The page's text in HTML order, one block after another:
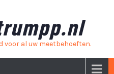
voor al uw meetbehoeften.